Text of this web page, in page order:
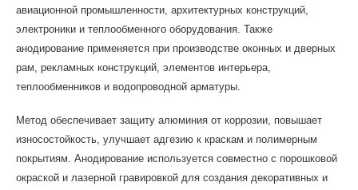
авиационной промышленности, архитектурных конструкций,
электроники и теплообменного оборудования. Также
анодирование применяется при производстве оконных и дверных
рам, рекламных конструкций, элементов интерьера,
теплообменников и водопроводной арматуры.
Метод обеспечивает защиту алюминия от коррозии, повышает
износостойкость, улучшает адгезию к краскам и полимерным
покрытиям. Анодирование используется совместно с порошковой
окраской и лазерной гравировкой для создания декоративных и